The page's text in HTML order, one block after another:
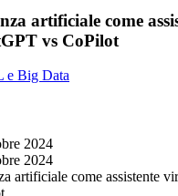
artificiale come
vs CoPilot
e Big Data
2024
2024